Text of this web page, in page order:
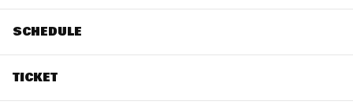
SCHEDULE
TICKET